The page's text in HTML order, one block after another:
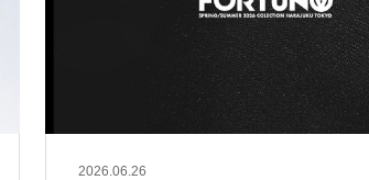
2026.06.26